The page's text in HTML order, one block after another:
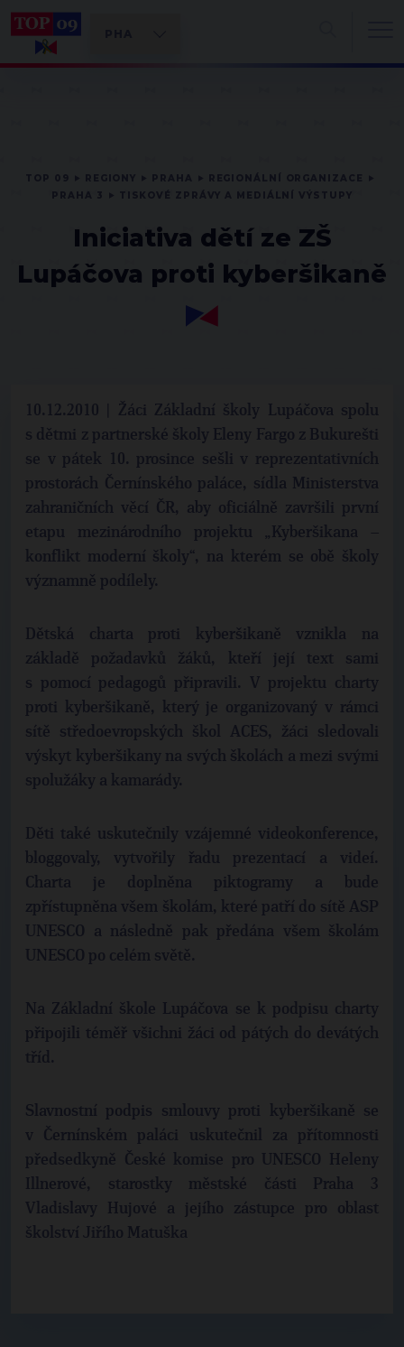
Iniciativa dětí ze ZŠ
Lupáčova proti kyberšikaně
10.12.2010 | Žáci Základní školy Lupáčova spolu
s dětmi z partnerské školy Eleny Fargo z Bukurešti
se v pátek 10. prosince sešli v reprezentativních
prostorách Černínského paláce, sídla Ministerstva
zahraničních věcí ČR, aby oficiálně završili první
etapu mezinárodního projektu „Kyberšikana –
konflikt moderní školy“, na kterém se obě školy
významně podílely.
Dětská charta proti kyberšikaně vznikla na
základě požadavků žáků, kteří její text sami
s pomocí pedagogů připravili. V projektu charty
proti kyberšikaně, který je organizovaný v rámci
sítě středoevropských škol ACES, žáci sledovali
výskyt kyberšikany na svých školách a mezi svými
spolužáky a kamarády.
Děti také uskutečnily vzájemné videokonference,
bloggovaly, vytvořily řadu prezentací a videí.
Charta je doplněna piktogramy a bude
zpřístupněna všem školám, které patří do sítě ASP
UNESCO a následně pak předána všem školám
UNESCO po celém světě.
Na Základní škole Lupáčova se k podpisu charty
připojili téměř všichni žáci od pátých do devátých
tříd.
Slavnostní podpis smlouvy proti kyberšikaně se
v Černínském paláci uskutečnil za přítomnosti
předsedkyně České komise pro UNESCO Heleny
Illnerové, starostky městské části Praha 3
Vladislavy Hujové a jejího zástupce pro oblast
školství Jiřího Matuška